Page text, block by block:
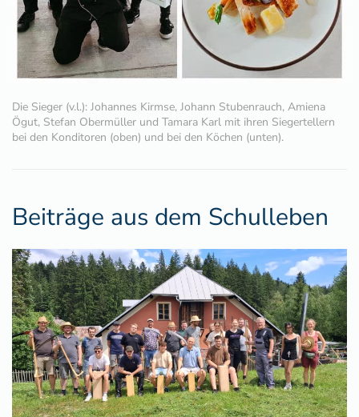
Die Sieger (v.l.): Johannes Kirmse, Johann Stubenrauch, Amiena
Ögut, Stefan Obermüller und Tamara Karl mit ihren Siegertellern
bei den Konditoren (oben) und bei den Köchen (unten).
Beiträge aus dem Schulleben